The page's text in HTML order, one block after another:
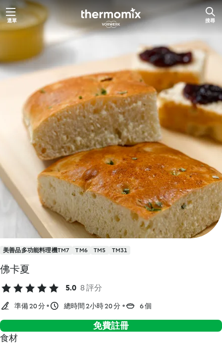
跳
至
容
選單 搜尋
美善品多功能料理機TM7 TM6 TM5 TM31
佛卡夏
5.0 8 評分
準備 20 分 總時間 2小時 20 分 6 個
免費註冊
食材